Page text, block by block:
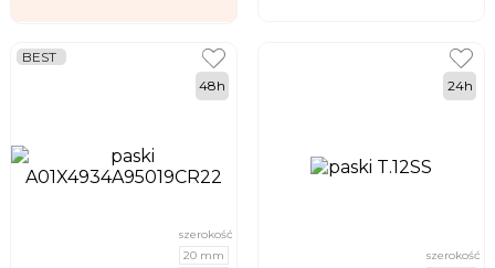
BEST
szerokość
20 mm
48h
szerokość
24h